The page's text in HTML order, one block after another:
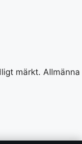
märkt. Allmänna